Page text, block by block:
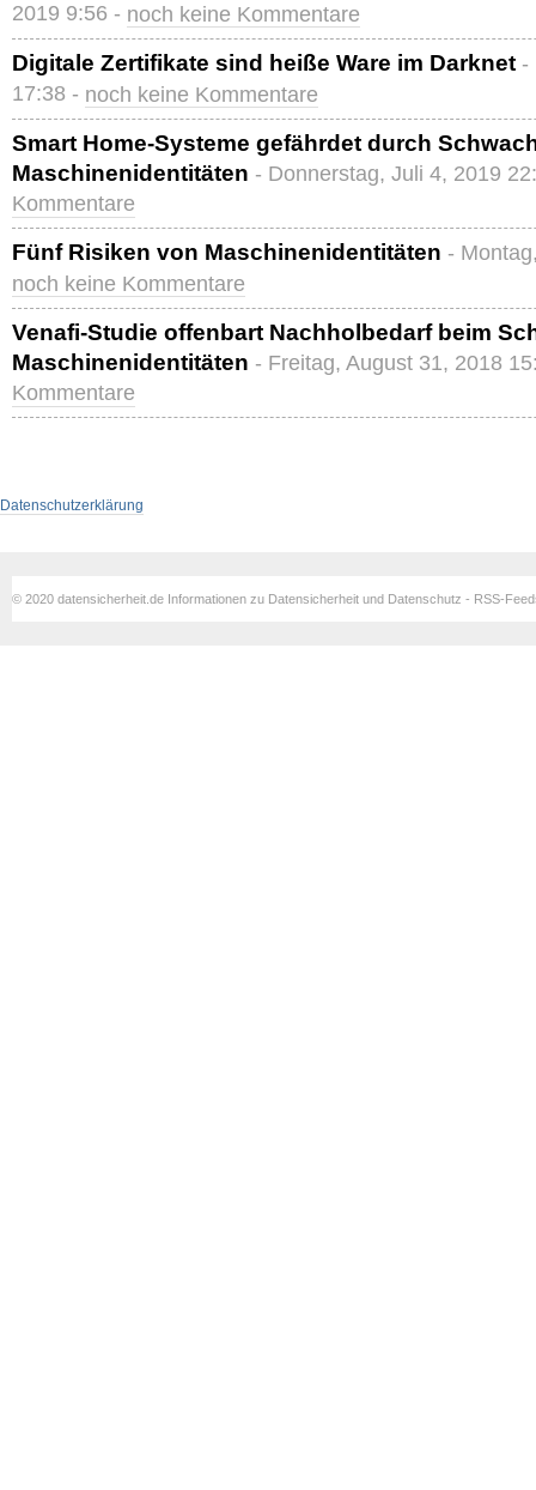
2019 9:56 - noch keine Kommentare
Digitale Zertifikate sind heiße Ware im Darknet -
17:38 - noch keine Kommentare
Smart Home-Systeme gefährdet durch
Maschinenidentitäten - Donnerstag, Juli 4, 2019
Kommentare
Fünf Risiken von Maschinenidentitäten -
noch keine Kommentare
Venafi-Studie offenbart Nachholbedarf beim
Maschinenidentitäten - Freitag, August 31, 2018
Kommentare
Datenschutzerklärung
© 2020 datensicherheit.de Informationen zu Datensicherheit und Datenschutz - RSS-